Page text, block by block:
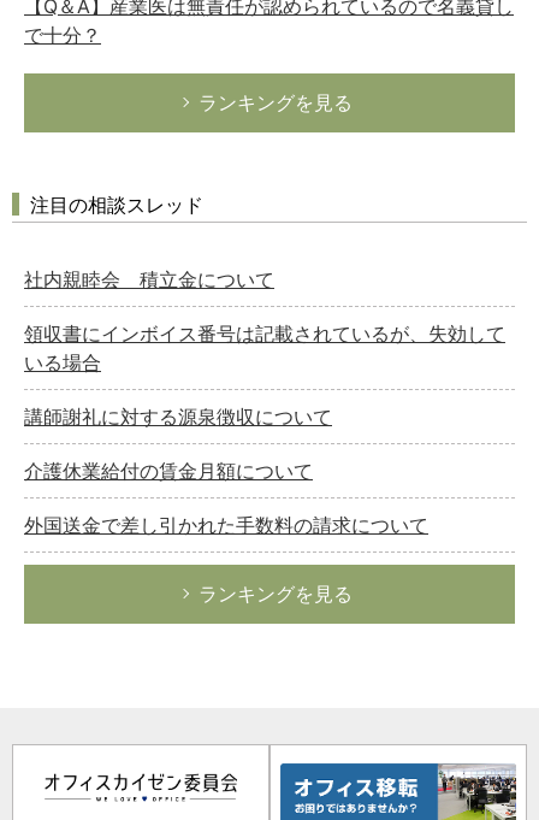
【Q＆A】産業医は無責任が認められているので名義貸し
で十分？
ランキングを見る
注目の相談スレッド
社内親睦会 積立金について
領収書にインボイス番号は記載されているが、失効して
いる場合
講師謝礼に対する源泉徴収について
介護休業給付の賃金月額について
外国送金で差し引かれた手数料の請求について
ランキングを見る